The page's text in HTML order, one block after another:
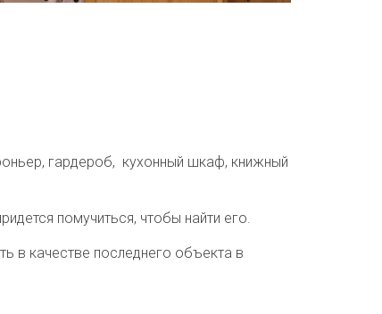
гардероб, кухонный шкаф, книжный
помучиться, чтобы найти его.
в качестве последнего объекта в